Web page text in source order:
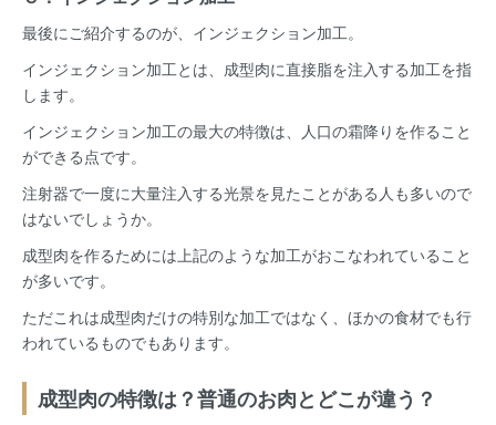
最後にご紹介するのが、インジェクション加工。
インジェクション加工とは、成型肉に直接脂を注入する加工を指
します。
インジェクション加工の最大の特徴は、人口の霜降りを作ること
ができる点です。
注射器で一度に大量注入する光景を見たことがある人も多いので
はないでしょうか。
成型肉を作るためには上記のような加工がおこなわれていること
が多いです。
ただこれは成型肉だけの特別な加工ではなく、ほかの食材でも行
われているものでもあります。
成型肉の特徴は？普通のお肉とどこが違う？